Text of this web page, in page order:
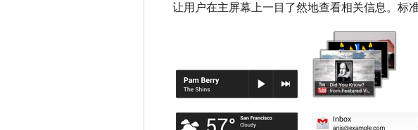
让用户在主屏幕上一目了然地查看相关信息。标